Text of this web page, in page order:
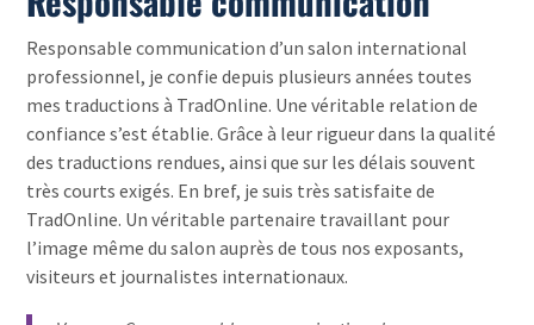
Responsable communication d’un salon international
professionnel, je confie depuis plusieurs années toutes
mes traductions à TradOnline. Une véritable relation de
confiance s’est établie. Grâce à leur rigueur dans la qualité
des traductions rendues, ainsi que sur les délais souvent
très courts exigés. En bref, je suis très satisfaite de
TradOnline. Un véritable partenaire travaillant pour
l’image même du salon auprès de tous nos exposants,
visiteurs et journalistes internationaux.